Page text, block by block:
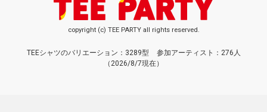
copyright (c) TEE PARTY all rights reserved.
TEEシャツのバリエーション：3289型
参加アーティスト：276人
（2026/8/7現在）